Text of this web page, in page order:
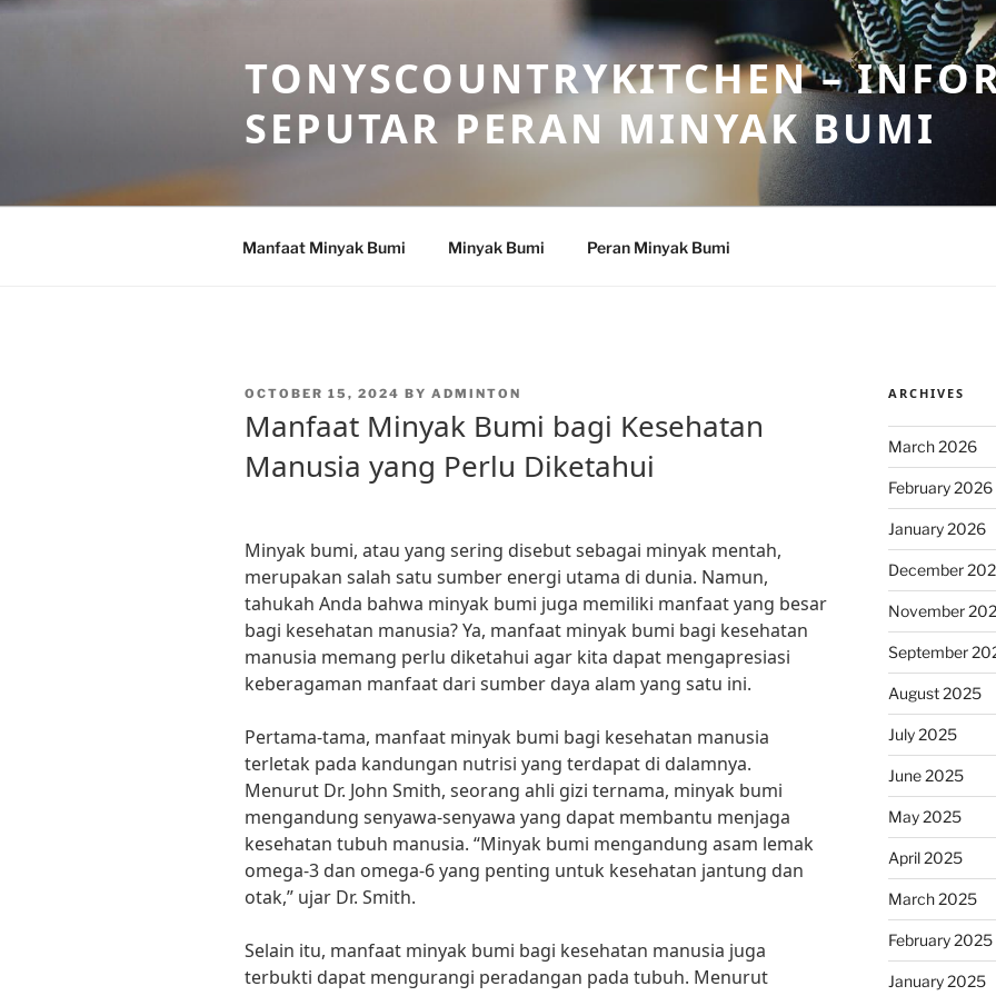
Skip
TONYSCOUNTRYKITCHEN –
SEPUTAR PERAN MINYAK BUMI
Manfaat Minyak Bumi Minyak Bumi Peran Minyak Bumi
POSTED
OCTOBER 15, 2024 BY ADMINTON
Manfaat Minyak Bumi bagi Kesehatan
Manusia yang Perlu Diketahui
Minyak bumi, atau yang sering disebut sebagai minyak mentah,
merupakan salah satu sumber energi utama di dunia. Namun,
tahukah Anda bahwa minyak bumi juga memiliki manfaat yang besar
bagi kesehatan manusia? Ya, manfaat minyak bumi bagi kesehatan
manusia memang perlu diketahui agar kita dapat mengapresiasi
keberagaman manfaat dari sumber daya alam yang satu ini.
Pertama-tama, manfaat minyak bumi bagi kesehatan manusia
terletak pada kandungan nutrisi yang terdapat di dalamnya.
Menurut Dr. John Smith, seorang ahli gizi ternama, minyak bumi
mengandung senyawa-senyawa yang dapat membantu menjaga
kesehatan tubuh manusia. “Minyak bumi mengandung asam lemak
omega-3 dan omega-6 yang penting untuk kesehatan jantung dan
otak,” ujar Dr. Smith.
Selain itu, manfaat minyak bumi bagi kesehatan manusia juga
terbukti dapat mengurangi peradangan pada tubuh. Menurut
ARCHIVES
March 2026
February 2026
January 2026
December
November
September
August 2025
July 2025
June 2025
May 2025
April 2025
March 2025
February 2025
January 2025